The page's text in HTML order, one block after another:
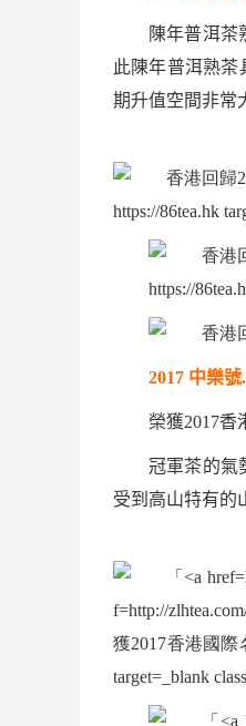
陳年普洱茶
此陳年普洱熟茶
期升值空間非常
2017 中樂號.
榮獲2017香
冠軍茶的氣
受到高山特有的